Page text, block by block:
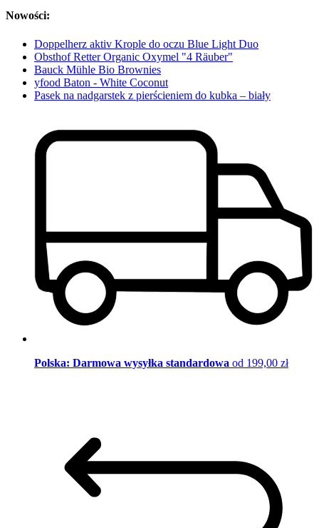
Nowości:
Doppelherz aktiv Krople do oczu Blue Light Duo
Obsthof Retter Organic Oxymel "4 Räuber"
Bauck Mühle Bio Brownies
yfood Baton - White Coconut
Pasek na nadgarstek z pierścieniem do kubka – biały
Polska: Darmowa wysyłka standardowa od 199,00 zł